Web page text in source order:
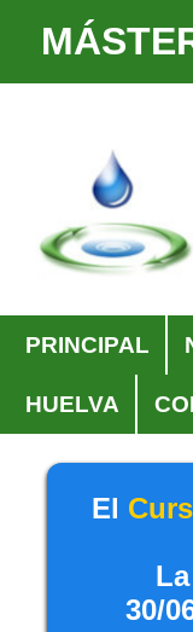
contenido.
Saltar
Búsqueda
Avanzada…
PRINCIPAL
HUELVA
El
30/